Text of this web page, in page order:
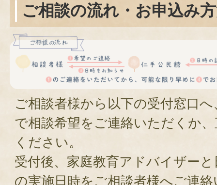
ご相談の流れ・お申込み
ご相談者様から以下の受付窓口
で相談希望をご連絡いただくか
ください。
受付後、家庭教育アドバイザー
の実施日時をご相談者様へご連